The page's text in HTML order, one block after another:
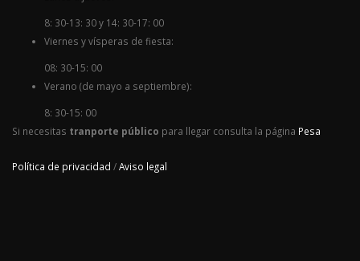
8: 30-13: 30 y 14: 30-17: 00
Viernes y vísperas de fiesta:
08: 30-15: 00
Verano (de mayo a septiembre):
8: 30-15: 00
Si necesitas tranporte público para llegar consulta la página Pesa
Política de privacidad /Aviso legal